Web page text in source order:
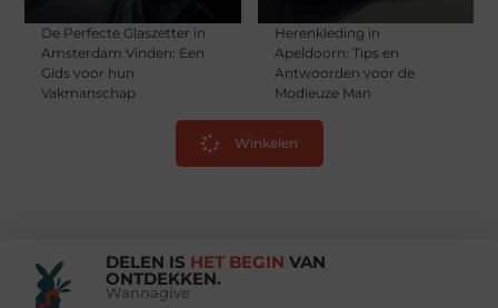
De Perfecte Glaszetter in
Amsterdam Vinden: Een
Gids voor hun
Vakmanschap
Herenkleding in
Apeldoorn: Tips en
Antwoorden voor de
Modieuze Man
Winkelen
DELEN IS HET BEGIN VAN
ONTDEKKEN.
Wannagive